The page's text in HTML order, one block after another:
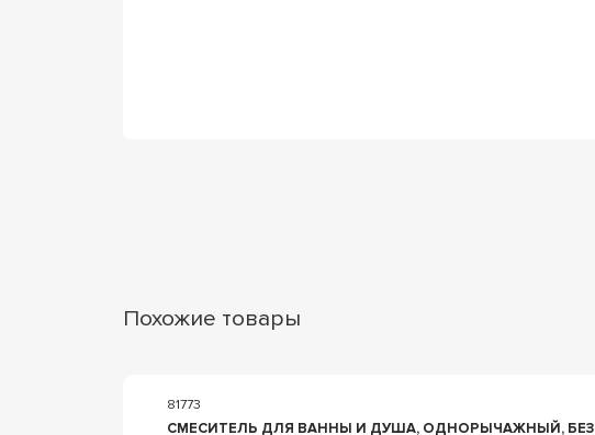
Похожие товары
81773
СМЕСИТЕЛЬ ДЛЯ ВАННЫ И ДУША, ОДНОРЫЧАЖНЫЙ, БЕЗ